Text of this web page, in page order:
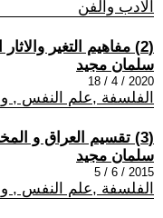
الادب والفن
(2) مفاهيم التغير والاثار المحتملة لفايروس كورونا
سلمان مجيد
2020 / 4 / 18
الفلسفة ,علم النفس ,
(3) تقسيم العراق و المخاطر المحتملة
سلمان مجيد
2015 / 6 / 5
الفلسفة ,علم النفس ,